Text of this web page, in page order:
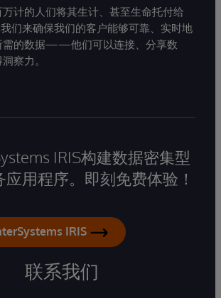
计的人们将其生计、甚至生命托付给
们来确保我们的客户能够可靠、实时地
需的数据——他们可以连接、分享数
察力。
IRIS构建数据密集型
用程序。即刻免费体验！
IRIS
联系我们